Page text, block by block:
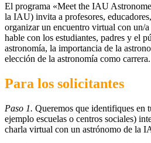
El programa «Meet the IAU
la IAU) invita a profesores,
organizar un encuentro virtual con un/
hable con los estudiantes, padres y el
astronomía, la importancia de la
elección de la astronomía como carrera.
Para los solicitantes
Paso 1. Queremos que identifiques en
ejemplo escuelas o centros sociales)
charla virtual con un astrónomo de la